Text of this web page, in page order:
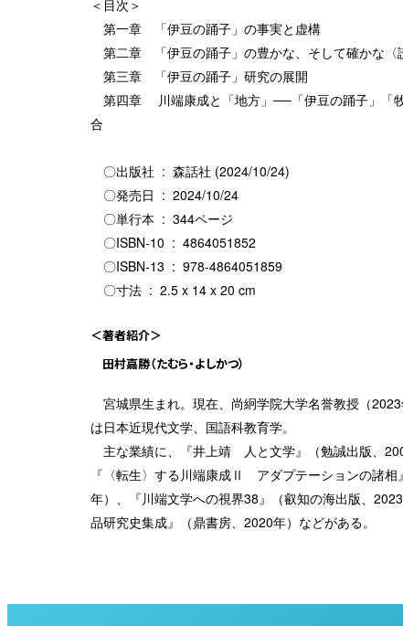
＜目次＞
第一章 「伊豆の踊子」の事実と虚構
第二章 「伊豆の踊子」の豊かな、そして確かな〈
第三章 「伊豆の踊子」研究の展開
第四章 川端康成と「地方」──「伊豆の踊子」「
合
〇出版社 ‏ : ‎ 森話社 (2024/10/24)
〇発売日 ‏ : ‎ 2024/10/24
〇単行本 ‏ : ‎ 344ページ
〇ISBN-10 ‏ : ‎ 4864051852
〇ISBN-13 ‏ : ‎ 978-4864051859
〇寸法 ‏ : ‎ 2.5 x 14 x 20 cm
＜著者紹介＞
田村嘉勝（たむら・よしかつ）
宮城県生まれ。現在、尚絅学院大学名誉教授（
は日本近現代文学、国語科教育学。
主な業績に、『井上靖 人と文学』（勉誠出版、
『〈転生〉する川端康成Ⅱ アダプテーションの諸相
年）、『川端文学への視界38』（叡知の海出版、
品研究史集成』（鼎書房、2020年）などがある。